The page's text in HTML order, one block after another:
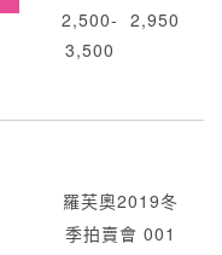
2,500-
3,500
2,950
羅芙奧2019冬
季拍賣會 001